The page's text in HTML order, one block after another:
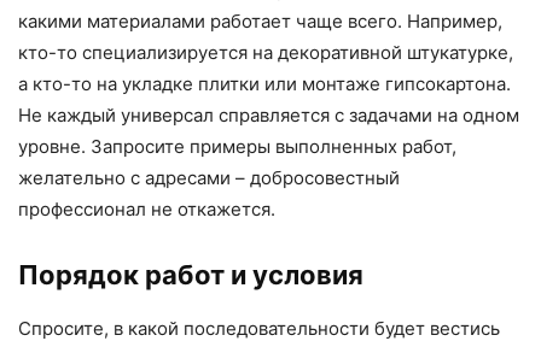
какими материалами работает чаще всего. Например,
кто-то специализируется на декоративной штукатурке,
а кто-то на укладке плитки или монтаже гипсокартона.
Не каждый универсал справляется с задачами на одном
уровне. Запросите примеры выполненных работ,
желательно с адресами – добросовестный
профессионал не откажется.
Порядок работ и условия
Спросите, в какой последовательности будет вестись